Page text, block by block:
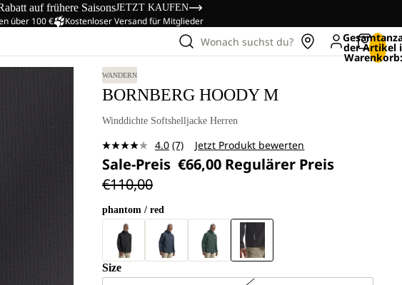
auf frühere SaisonsJETZT KAUFEN
über 100 € Kostenloser Versand für Mitglieder
Wonach suchst du? der Artikel
WANDERN
BORNBERG HOODY M
Winddichte Softshelljacke Herren
4.0 7
Bewertungen
lesen.
Seite.
(7) Jetzt Produkt bewerten
Sale-Preis €66,00 Regulärer Preis
€110,00
phantom / red
Size